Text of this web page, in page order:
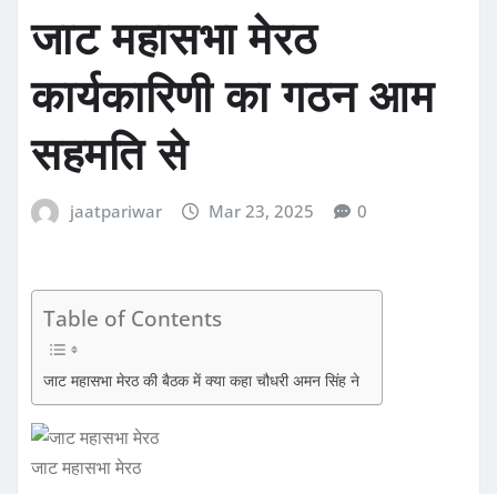
जाट महासभा मेरठ
कार्यकारिणी का गठन आम
सहमति से
jaatpariwar Mar 23, 2025 0
Table of Contents
जाट महासभा मेरठ की बैठक में क्या कहा चौधरी अमन सिंह ने
जाट महासभा मेरठ